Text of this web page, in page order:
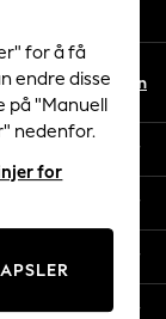
No En
for å få
endre disse
"Manuell
nedenfor.
for